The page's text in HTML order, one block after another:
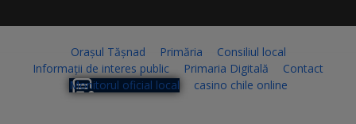
Orașul Tășnad Primăria
Consiliul local
Informații de interes public
Primaria Digitală
Contact
Monitorul oficial local
casino chile online